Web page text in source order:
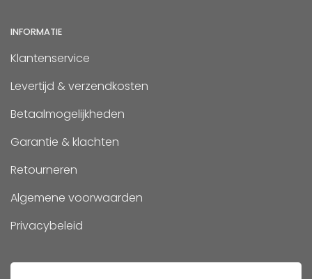
INFORMATIE
Klantenservice
Levertijd & verzendkosten
Betaalmogelijkheden
Garantie & klachten
Retourneren
Algemene voorwaarden
Privacybeleid